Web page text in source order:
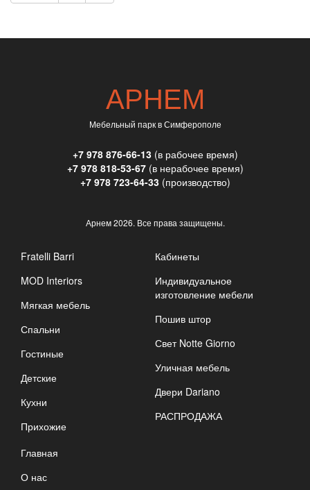
АРНЕМ
Мебельный парк в Симферополе
+7 978 876-66-13(в рабочее время)
+7 978 818-53-67(в нерабочее время)
+7 978 723-64-33(производство)
Арнем2026. Все права защищены.
Fratelli Barri
MOD Interiors
Мягкая мебель
Спальни
Гостиные
Детские
Кухни
Прихожие
Кабинеты
Индивидуальное
изготовление мебели
Пошив штор
Свет Notte Giorno
Уличная мебель
Двери Dariano
РАСПРОДАЖА
Главная
О нас